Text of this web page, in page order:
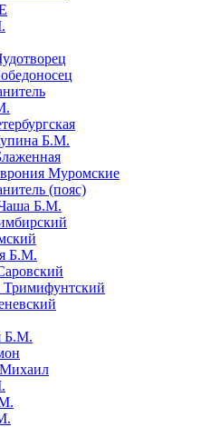
Б.М.
Муромские
(пояс)
Б.М.
Б.М.
Б.М.